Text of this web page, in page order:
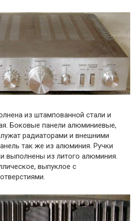
из штампованной стали и
Боковые панели алюминиевые,
радиаторами и внешними
так же из алюминия. Ручки
выполнены из литого алюминия.
выпуклое с